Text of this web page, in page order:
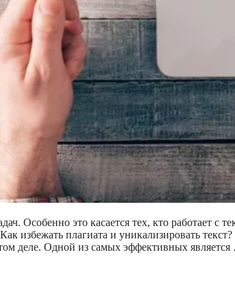
Особенно это касается тех, кто работает с
избежать плагиата и уникализировать
деле. Одной из самых эффективных